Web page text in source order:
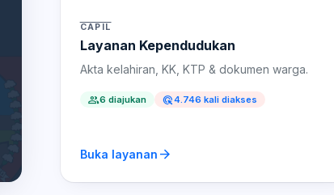
CAPIL
Layanan Kependudukan
Akta kelahiran, KK, KTP & dokumen warga.
people6 diajukan ads_click4.746 kali diakses
Buka layanan arrow_forward